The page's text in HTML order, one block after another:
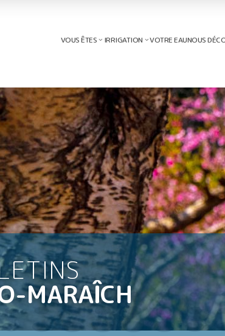
VOUS ÊTES IRRIGATION VOTRE EAUNOUS
MARAÎCH